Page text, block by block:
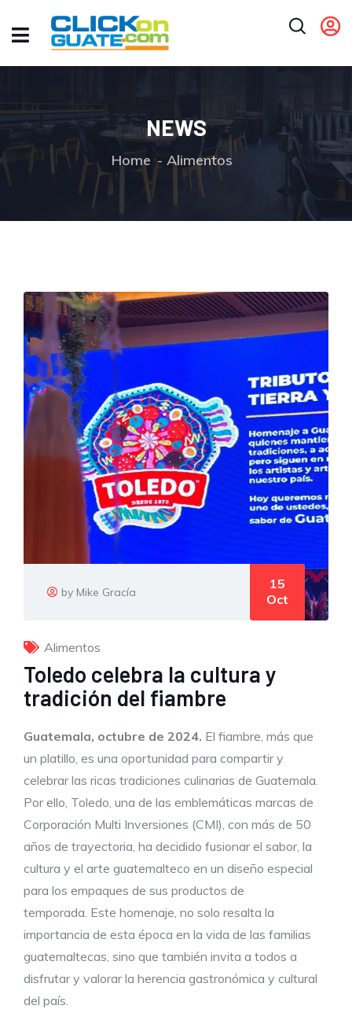
NEWS
Home Alimentos
by Mike Gracía
15
Oct
Alimentos
Toledo celebra la cultura y
tradición del fiambre
Guatemala, octubre de 2024. El fiambre, más que
un platillo, es una oportunidad para compartir y
celebrar las ricas tradiciones culinarias de Guatemala.
Por ello, Toledo, una de las emblemáticas marcas de
Corporación Multi Inversiones (CMI), con más de 50
años de trayectoria, ha decidido fusionar el sabor, la
cultura y el arte guatemalteco en un diseño especial
para los empaques de sus productos de
temporada. Este homenaje, no solo resalta la
importancia de esta época en la vida de las familias
guatemaltecas, sino que también invita a todos a
disfrutar y valorar la herencia gastronómica y cultural
del país.